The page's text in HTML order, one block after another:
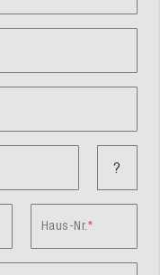
?
Haus-Nr.